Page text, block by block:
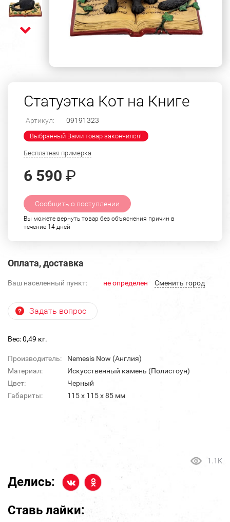
Статуэтка Кот на Книге
Артикул: 09191323
Выбранный Вами товар закончился!
Бесплатная примерка
6 590 ₽
Сообщить о поступлении
Вы можете вернуть товар без объяснения причин в
течение 14 дней
Оплата, доставка
Ваш населенный пункт: не определен Cменить город
Задать вопрос
Вес: 0,49 кг.
Производитель:
Nemesis Now (Англия)
Материал:
Искусственный камень (Полистоун)
Цвет:
Черный
Габариты:
115 х 115 х 85 мм
1.1K
Делись:
Ставь лайки: